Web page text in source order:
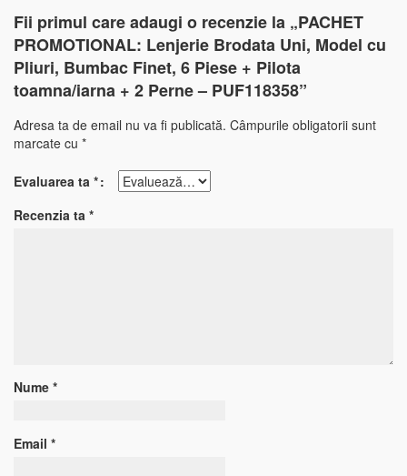
Fii primul care adaugi o recenzie la „PACHET
PROMOTIONAL: Lenjerie Brodata Uni, Model cu
Pliuri, Bumbac Finet, 6 Piese + Pilota
toamna/iarna + 2 Perne – PUF118358”
Adresa ta de email nu va fi publicată. Câmpurile obligatorii sunt
marcate cu *
Evaluarea ta *
Recenzia ta *
Nume *
Email *